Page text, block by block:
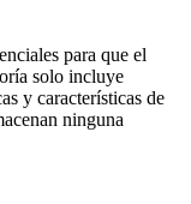
para que el
solo incluye
y características de
ninguna